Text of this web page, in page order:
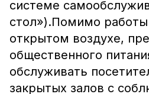
системе
стол»).Помимо
открытом воздухе,
общественного
обслуживать
закрытых залов с